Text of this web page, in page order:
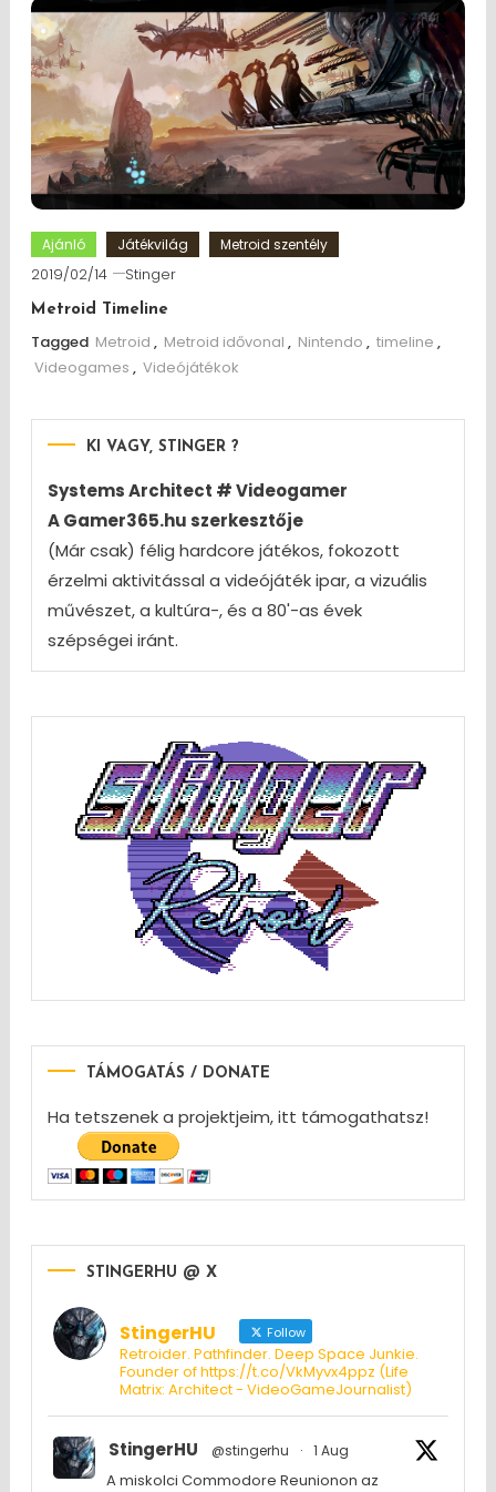
Ajánló Játékvilág Metroid szentély
2019/02/14 Stinger
Metroid Timeline
Tagged Metroid , Metroid idővonal , Nintendo , timeline ,
Videogames , Videójátékok
KI VAGY, STINGER ?
Systems Architect # Videogamer
A Gamer365.hu szerkesztője
(Már csak) félig hardcore játékos, fokozott
érzelmi aktivitással a videójáték ipar, a vizuális
művészet, a kultúra-, és a 80'-as évek
szépségei iránt.
TÁMOGATÁS / DONATE
Ha tetszenek a projektjeim, itt támogathatsz!
STINGERHU @ X
StingerHU Follow
Retroider. Pathfinder. Deep Space Junkie.
Founder of https://t.co/VkMyvx4ppz (Life
Matrix: Architect - VideoGameJournalist)
StingerHU @stingerhu · 1 Aug
A miskolci Commodore Reunionon az